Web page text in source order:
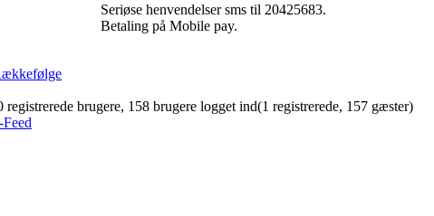
Seriøse henvendelser sms til 20425683.
Betaling på Mobile pay.
brugere, 158 brugere logget ind(1 registrerede, 157 gæster)